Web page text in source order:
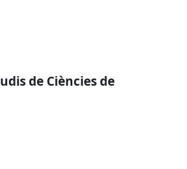
de Ciències de